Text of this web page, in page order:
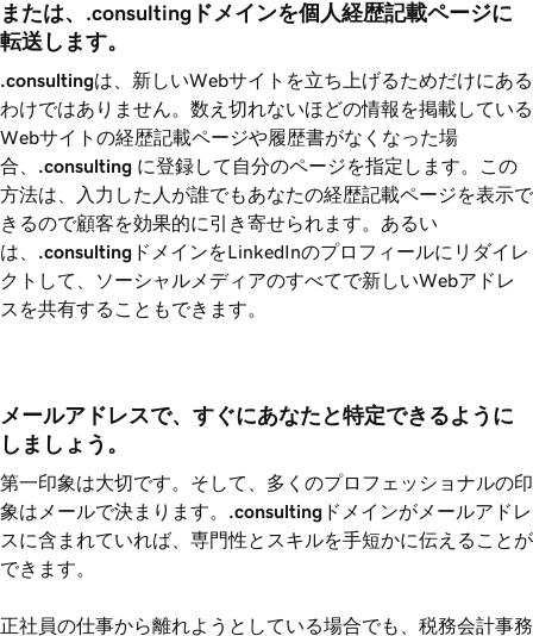
または、.consultingドメインを個人経歴記載ページに
転送します。
.consultingは、新しいWebサイトを立ち上げるためだけにある
わけではありません。数え切れないほどの情報を掲載している
Webサイトの経歴記載ページや履歴書がなくなった場
合、
.consulting に登録して自分のページを指定します。この
方法は、入力した人が誰でもあなたの経歴記載ページを表示で
きるので顧客を効果的に引き寄せられます。あるい
は、
.consulting ドメインをLinkedInのプロフィールにリダイレ
クトして、ソーシャルメディアのすべてで新しいWebアドレ
スを共有することもできます。
メールアドレスで、すぐにあなたと特定できるように
しましょう。
第一印象は大切です。そして、多くのプロフェッショナルの印
象はメールで決まります。
.consulting ドメインがメールアドレ
スに含まれていれば、専門性とスキルを手短かに伝えることが
できます。
正社員の仕事から離れようとしている場合でも、税務会計事務